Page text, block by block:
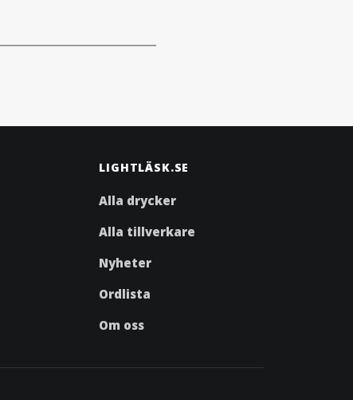
LIGHTLÄSK.SE
Alla drycker
Alla tillverkare
Nyheter
Ordlista
Om oss